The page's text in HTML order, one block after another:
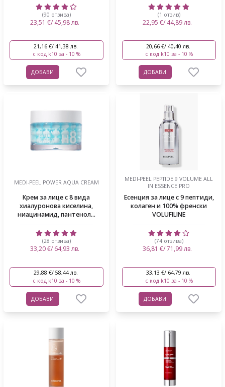
(90 отзива)
23,51 €/ 45,98 лв.
21,16 €/ 41,38 лв.
с код k10 за - 10 %
ДОБАВИ
(1 отзив)
22,95 €/ 44,89 лв.
20,66 €/ 40,40 лв.
с код k10 за - 10 %
ДОБАВИ
MEDI-PEEL POWER AQUA CREAM
Крем за лице с 8 вида
хиалуронова киселина,
ниацинамид, пантенол...
(28 отзива)
33,20 €/ 64,93 лв.
29,88 €/ 58,44 лв.
с код k10 за - 10 %
ДОБАВИ
MEDI-PEEL PEPTIDE 9 VOLUME ALL
IN ESSENCE PRO
Есенция за лице с 9 пептиди,
колаген и 100% френски
VOLUFILINE
(74 отзива)
36,81 €/ 71,99 лв.
33,13 €/ 64,79 лв.
с код k10 за - 10 %
ДОБАВИ